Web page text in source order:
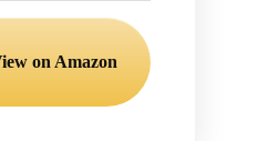
on Amazon